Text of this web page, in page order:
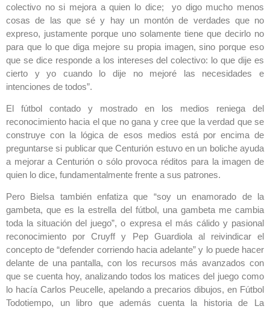
colectivo no si mejora a quien lo dice; yo digo mucho menos
cosas de las que sé y hay un montón de verdades que no
expreso, justamente porque uno solamente tiene que decirlo no
para que lo que diga mejore su propia imagen, sino porque eso
que se dice responde a los intereses del colectivo: lo que dije es
cierto y yo cuando lo dije no mejoré las necesidades e
intenciones de todos”.
El fútbol contado y mostrado en los medios reniega del
reconocimiento hacia el que no gana y cree que la verdad que se
construye con la lógica de esos medios está por encima de
preguntarse si publicar que Centurión estuvo en un boliche ayuda
a mejorar a Centurión o sólo provoca réditos para la imagen de
quien lo dice, fundamentalmente frente a sus patrones.
Pero Bielsa también enfatiza que “soy un enamorado de la
gambeta, que es la estrella del fútbol, una gambeta me cambia
toda la situación del juego”, o expresa el más cálido y pasional
reconocimiento por Cruyff y Pep Guardiola al reivindicar el
concepto de “defender corriendo hacia adelante” y lo puede hacer
delante de una pantalla, con los recursos más avanzados con
que se cuenta hoy, analizando todos los matices del juego como
lo hacía Carlos Peucelle, apelando a precarios dibujos, en Fútbol
Todotiempo, un libro que además cuenta la historia de La